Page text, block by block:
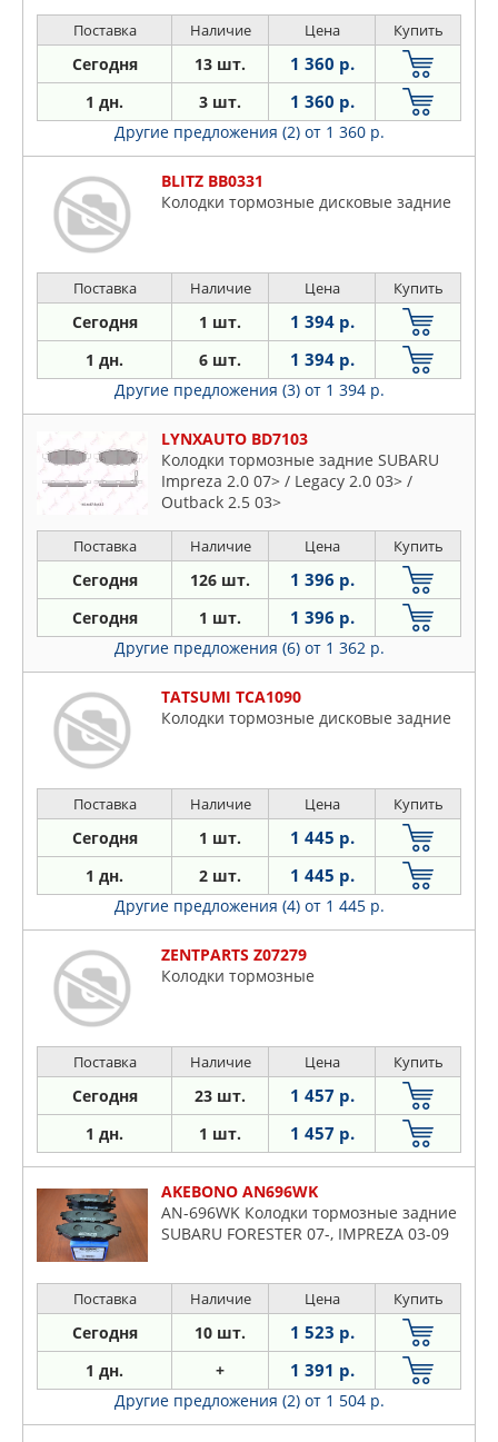
Поставка Наличие Цена Купить
Сегодня 13 шт. 1 360 р.
1 дн. 3 шт. 1 360 р.
Другие предложения (2) от 1 360 р.
BLITZ BB0331
Колодки тормозные дисковые задние
Поставка Наличие Цена Купить
Сегодня 1 шт. 1 394 р.
1 дн. 6 шт. 1 394 р.
Другие предложения (3) от 1 394 р.
LYNXAUTO BD7103
Колодки тормозные задние SUBARU
Impreza 2.0 07> / Legacy 2.0 03> /
Outback 2.5 03>
Поставка Наличие Цена Купить
Сегодня 126 шт. 1 396 р.
Сегодня 1 шт. 1 396 р.
Другие предложения (6) от 1 362 р.
TATSUMI TCA1090
Колодки тормозные дисковые задние
Поставка Наличие Цена Купить
Сегодня 1 шт. 1 445 р.
1 дн. 2 шт. 1 445 р.
Другие предложения (4) от 1 445 р.
ZENTPARTS Z07279
Колодки тормозные
Поставка Наличие Цена Купить
Сегодня 23 шт. 1 457 р.
1 дн. 1 шт. 1 457 р.
AKEBONO AN696WK
AN-696WK Колодки тормозные задние
SUBARU FORESTER 07-, IMPREZA 03-09
Поставка Наличие Цена Купить
Сегодня 10 шт. 1 523 р.
1 дн. + 1 391 р.
Другие предложения (2) от 1 504 р.